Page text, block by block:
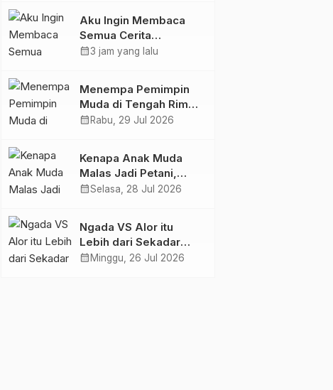
Aku Ingin Membaca
Semua Cerita
Tentangmu
calendar_month3 jam yang lalu
Menempa Pemimpin
Muda di Tengah Rimba
Wolobobo
calendar_month Rabu, 29 Jul 2026
Kenapa Anak Muda
Malas Jadi Petani,
Padahal Peluang Dunia
calendar_monthSelasa, 28 Jul 2026
Ngada VS Alor itu
Lebih dari Sekadar
Tiga Poin, Ini Urusan
calendar_month Minggu, 26 Jul 2026